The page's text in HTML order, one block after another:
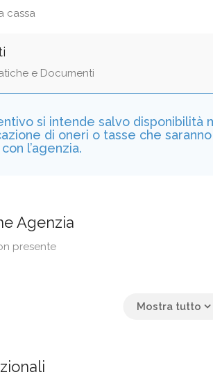
cassa
e Documenti
si intende salvo disponibilità
di oneri o tasse che
l’agenzia.
Agenzia
presente